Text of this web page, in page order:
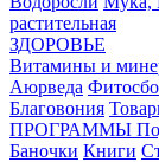
растительная
ЗДОРОВЬЕ
Витамины и
Аюрведа
Благовония
ПРОГРАММЫ
Баночки Книги